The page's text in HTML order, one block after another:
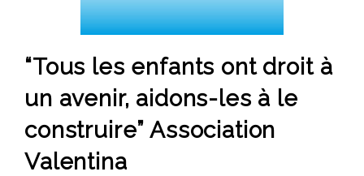
“Tous les enfants ont droit à
un avenir, aidons-les à le
construire” Association
Valentina